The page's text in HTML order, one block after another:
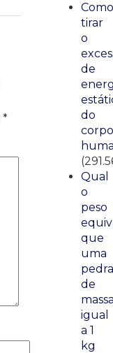
*
Como
tirar
o
de
do
corpo
Qual
o
peso
que
uma
pedra
de
igual
a 1
kg